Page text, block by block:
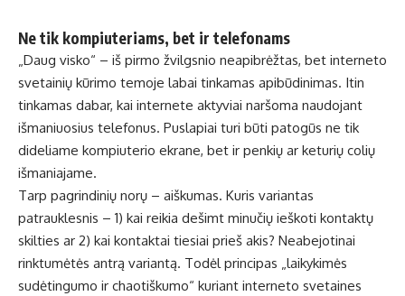
Ne tik kompiuteriams, bet ir telefonams
„Daug visko“ – iš pirmo žvilgsnio neapibrėžtas, bet interneto
svetainių kūrimo temoje labai tinkamas apibūdinimas. Itin
tinkamas dabar, kai internete aktyviai naršoma naudojant
išmaniuosius telefonus. Puslapiai turi būti patogūs ne tik
dideliame kompiuterio ekrane, bet ir penkių ar keturių colių
išmaniajame.
Tarp pagrindinių norų – aiškumas. Kuris variantas
patrauklesnis – 1) kai reikia dešimt minučių ieškoti kontaktų
skilties ar 2) kai kontaktai tiesiai prieš akis? Neabejotinai
rinktumėtės antrą variantą. Todėl principas „laikykimės
sudėtingumo ir chaotiškumo“ kuriant interneto svetaines